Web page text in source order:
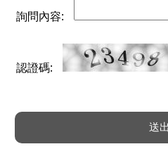
詢問內容:
認證碼: